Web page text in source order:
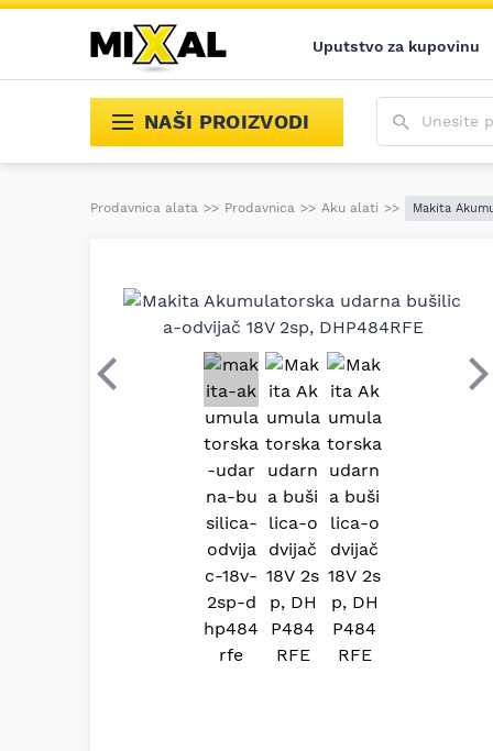
Uputstvo za kupovinu
NAŠI PROIZVODI
Prodavnica alata >> Prodavnica >> Aku alati >> Makita
Prethodni